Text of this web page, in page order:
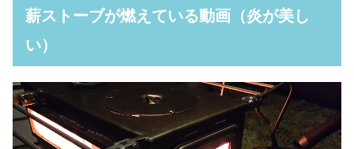
薪ストーブが燃えている動画（炎が美し
い）